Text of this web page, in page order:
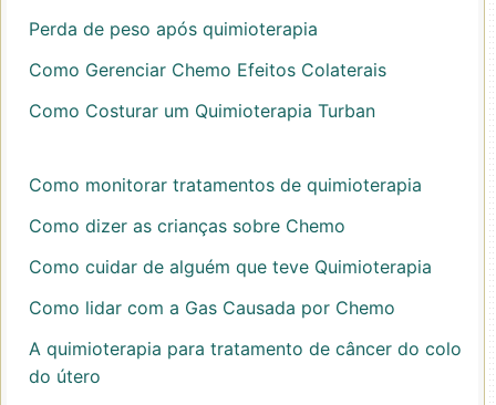
Perda de peso após quimioterapia
Como Gerenciar Chemo Efeitos Colaterais
Como Costurar um Quimioterapia Turban
Como monitorar tratamentos de quimioterapia
Como dizer as crianças sobre Chemo
Como cuidar de alguém que teve Quimioterapia
Como lidar com a Gas Causada por Chemo
A quimioterapia para tratamento de câncer do colo
do útero